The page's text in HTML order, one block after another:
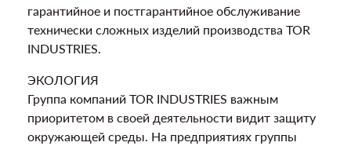
гарантийное и постгарантийное обслуживание
технически сложных изделий производства TOR
INDUSTRIES.
ЭКОЛОГИЯ
Группа компаний TOR INDUSTRIES важным
приоритетом в своей деятельности видит защиту
окружающей среды. На предприятиях группы